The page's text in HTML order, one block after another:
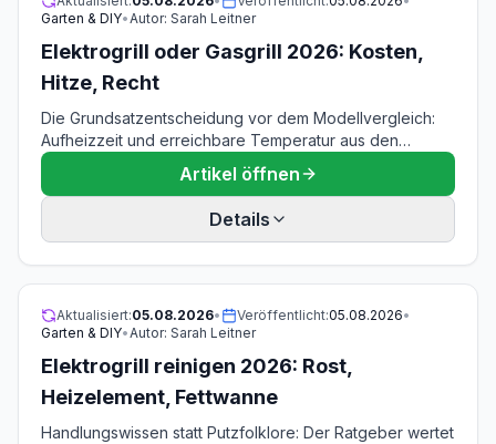
Garten & DIY•Autor: Sarah Leitner
Elektrogrill oder Gasgrill 2026: Kosten,
Hitze, Recht
Die Grundsatzentscheidung vor dem Modellvergleich:
Aufheizzeit und erreichbare Temperatur aus den
Bedienungsanleitungen, warum 2.200 Watt und 9,4
Kilowatt nicht dasselbe messen, ein nachrechenbarer
Kostenvergleich je Grillabend und der Punkt, an dem
sich beide Bauarten auf dem Balkon wirklich
Artikel öffnen
Details
Aktualisiert:05.08.2026• Veröffentlicht:05.08.2026•
Garten & DIY•Autor: Sarah Leitner
Elektrogrill reinigen 2026: Rost,
Heizelement, Fettwanne
Handlungswissen statt Putzfolklore: Der Ratgeber wertet